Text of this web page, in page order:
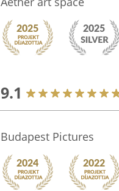
9.1
Budapest Pictures